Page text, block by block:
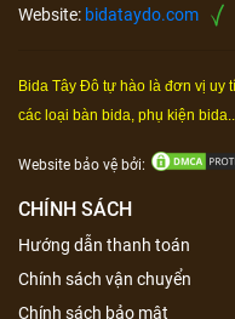
Website: bidataydo.com
Bida Tây Đô tự hào là đơn vị uy
các loại bàn bida, phụ kiện bida..
Website bảo vệ bởi:
CHÍNH SÁCH
Hướng dẫn thanh toán
Chính sách vận chuyển
Chính sách bảo mật